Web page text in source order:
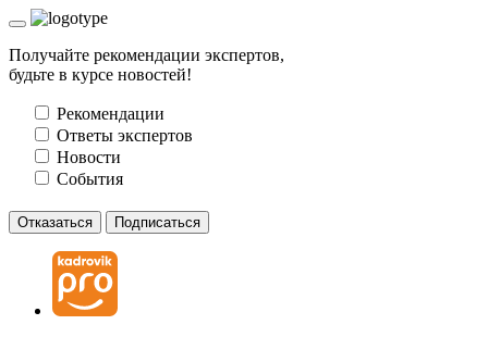
Получайте рекомендации экспертов,
будьте в курсе новостей!
Рекомендации
Ответы экспертов
Новости
События
Отказаться Подписаться